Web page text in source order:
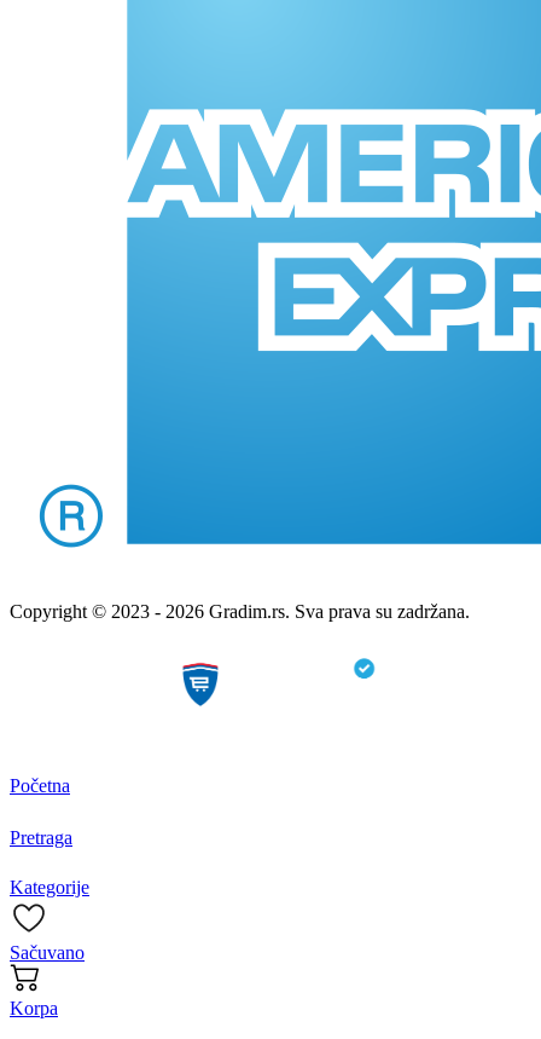
Copyright © 2023 - 2026 Gradim.rs. Sva prava su zadržana.
Početna
Pretraga
Kategorije
Sačuvano
Korpa